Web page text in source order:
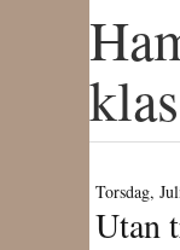
Torsdag,
Utan